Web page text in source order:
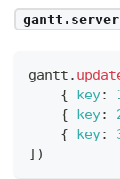
gantt .
{
key:
{
key:
{
key:
] )